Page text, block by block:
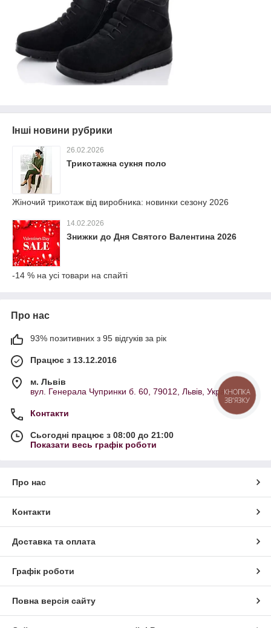
Інші новини рубрики
26.02.2026
Трикотажна сукня поло
Жіночий трикотаж від виробника: новинки сезону 2026
14.02.2026
Знижки до Дня Святого Валентина 2026
-14 % на усі товари на спайті
Про нас
93% позитивних з 95 відгуків за рік
Працює з 13.12.2016
м. Львів
вул. Генерала Чупринки б. 60, 79012, Львів, Україна
Контакти
Сьогодні працює з 08:00 до 21:00
Показати весь графік роботи
Про нас
Контакти
Доставка та оплата
Графік роботи
Повна версія сайту
КНОПКА
ЗВ'ЯЗКУ